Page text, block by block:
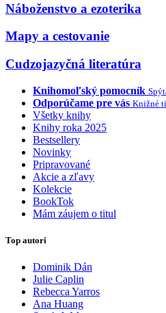
Náboženstvo a ezoterika
Mapy a cestovanie
Cudzojazyčná literatúra
Knihomoľský pomocník
Odporúčame pre vás Knižné
Všetky knihy
Knihy roka 2025
Bestsellery
Novinky
Pripravované
Akcie a zľavy
Kolekcie
BookTok
Mám záujem o titul
Top autori
Dominik Dán
Julie Caplin
Rebecca Yarros
Ana Huang